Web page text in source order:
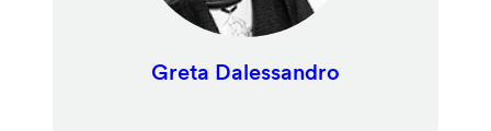
Greta Dalessandro